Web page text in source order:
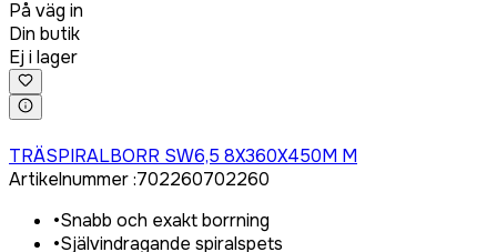
På väg in
Din butik
Ej i lager
TRÄSPIRALBORR SW6,5 8X360X450M M
Artikelnummer:702260702260
•Snabb och exakt borrning
•Självindragande spiralspets